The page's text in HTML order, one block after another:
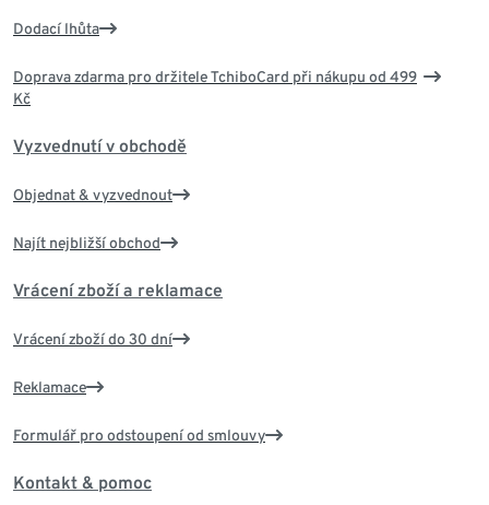
Dodací lhůta
Doprava zdarma pro držitele TchiboCard při nákupu od 499
Kč
Vyzvednutí v obchodě
Objednat & vyzvednout
Najít nejbližší obchod
Vrácení zboží a reklamace
Vrácení zboží do 30 dní
Reklamace
Formulář pro odstoupení od smlouvy
Kontakt & pomoc